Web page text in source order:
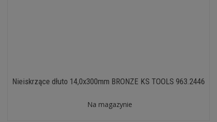
Nieiskrzące dłuto 14,0x300mm BRONZE KS TOOLS 963.2446
Na magazynie